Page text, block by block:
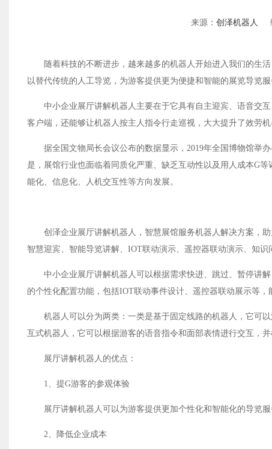
来源： 创泽机器人
随着科技的不断进步，越来越多的机器人开始进入我们的生
以替代传统的人工导览，为游客提供更为便捷和智能的展览导览服
中小企业展厅讲解机器人主要在于它具有自主迎宾、语音交
客户端，还能够让机器人按主人指令行走巡视，大大提升了效劳
据全国文物局长会议公布的数据显示，2019年全国博物馆举
是，展馆行业也面临着同质化严重、缺乏互动性以及用人成本G
能化、信息化、人机交互性等方向发展。
创泽企业展厅讲解机器人，智慧展馆服务机器人解决方案，
智慧迎宾、智能导览讲解、IOT联动演示、遥控器联动演示、知识
中小企业展厅讲解机器人可以根据需求快进、跳过、暂停讲
的个性化配置功能，包括IOT联动事件设计、遥控器联动展示等
机器人可以分为两类：一类是基于固定线路的机器人，它可
互式机器人，它可以根据游客的语音指令和面部表情进行交互，
展厅讲解机器人的优点：
1、提G游客的参观体验
展厅讲解机器人可以为游客提供更加个性化和智能化的导览
2、降低企业成本